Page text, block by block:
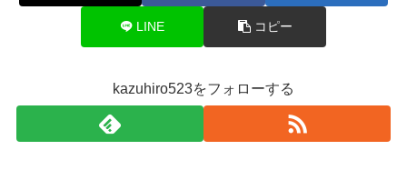
LINE コピー
kazuhiro523をフォローする